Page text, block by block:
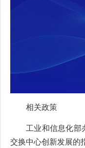
相关政策
工业和信息化部
交换中心创新发展的